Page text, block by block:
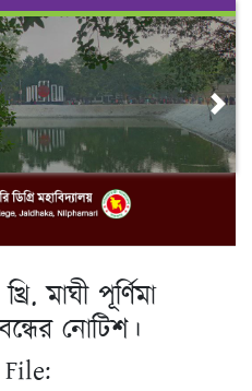
মাঘী পূর্ণিমা
নোটিশ।